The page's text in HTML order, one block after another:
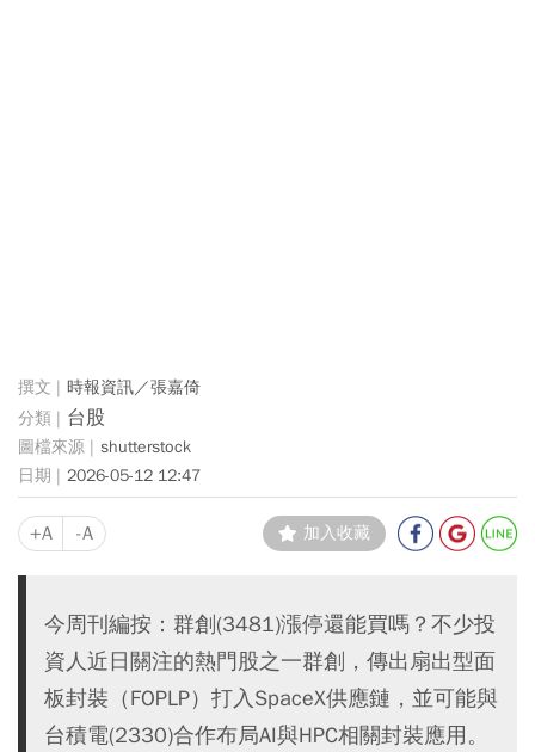
時報資訊／張嘉倚
台股
shutterstock
2026-05-12 12:47
+A -A 加入收藏
今周刊編按：群創(3481)漲停還能買嗎？不少投
資人近日關注的熱門股之一群創，傳出扇出型面
板封裝（FOPLP）打入SpaceX供應鏈，並可能與
台積電(2330)合作布局AI與HPC相關封裝應用。